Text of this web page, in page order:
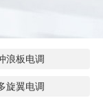
浪板电调
旋翼电调